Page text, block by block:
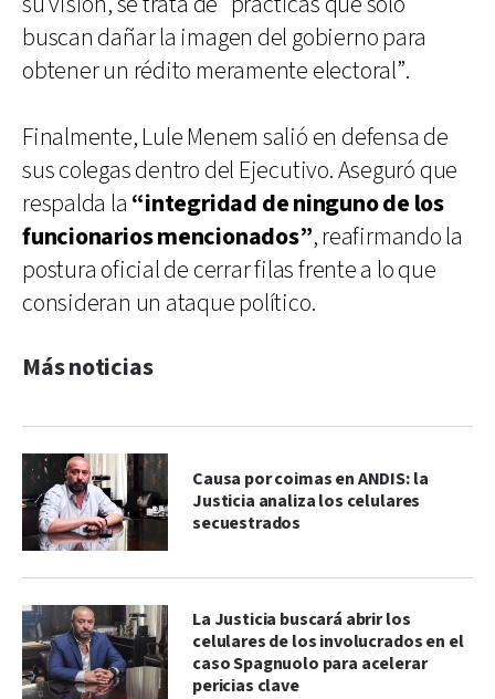
buscan dañar la imagen del gobierno para
obtener un rédito meramente electoral”.
Finalmente, Lule Menem salió en defensa de
sus colegas dentro del Ejecutivo. Aseguró que
respalda la “integridad de ninguno de los
funcionarios mencionados”, reafirmando la
postura oficial de cerrar filas frente a lo que
consideran un ataque político.
Más noticias
Causa por coimas en ANDIS: la
Justicia analiza los celulares
secuestrados
La Justicia buscará abrir los
celulares de los involucrados en el
caso Spagnuolo para acelerar
pericias clave